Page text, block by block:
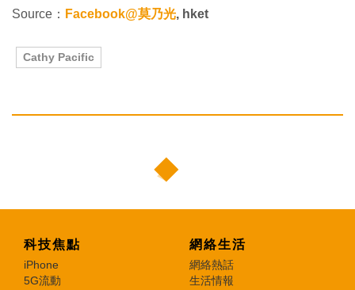
Source： Facebook@莫乃光, hket
Cathy Pacific
科技焦點
iPhone
5G流動
網絡生活
網絡熱話
生活情報